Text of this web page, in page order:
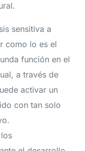
sensitiva a
como lo es el
función en el
a través de
activar un
con tan solo